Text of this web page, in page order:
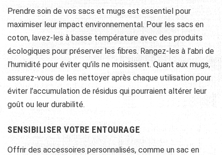
Prendre soin de vos sacs et mugs est essentiel pour
maximiser leur impact environnemental. Pour les sacs en
coton, lavez-les à basse température avec des produits
écologiques pour préserver les fibres. Rangez-les à l’abri de
l’humidité pour éviter qu’ils ne moisissent. Quant aux mugs,
assurez-vous de les nettoyer après chaque utilisation pour
éviter l’accumulation de résidus qui pourraient altérer leur
goût ou leur durabilité.
SENSIBILISER VOTRE ENTOURAGE
Offrir des accessoires personnalisés, comme un sac en